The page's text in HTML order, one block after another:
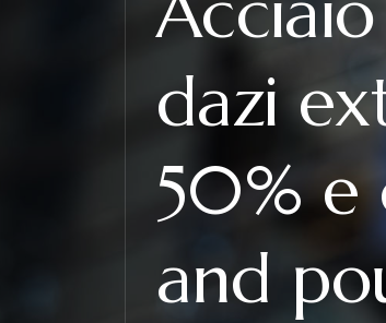
dazi
50% e
and